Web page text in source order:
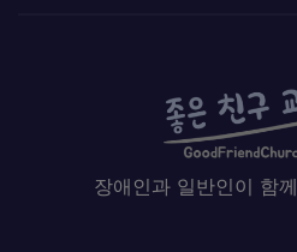
장애인과 일반인이 함